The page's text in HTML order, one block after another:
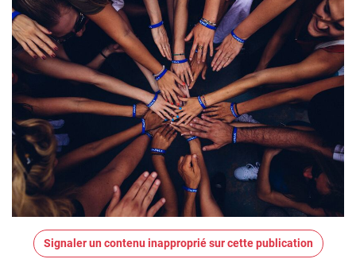
Signaler un contenu inapproprié sur cette publication